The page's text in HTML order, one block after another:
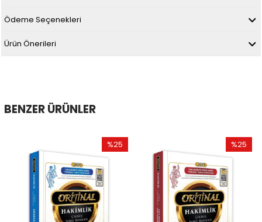
Ödeme Seçenekleri
Ürün Önerileri
BENZER ÜRÜNLER
%25
İndirim
%25İndirim
%25
İndirim